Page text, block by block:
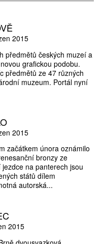
2015
předmětů českých muzeí a
grafickou podobu.
předmětů ze 47 různých
muzeum. Portál nyní
2015
začátkem února oznámilo
bronzy ze
na panterech jsou
států dílem
autorská...
2015